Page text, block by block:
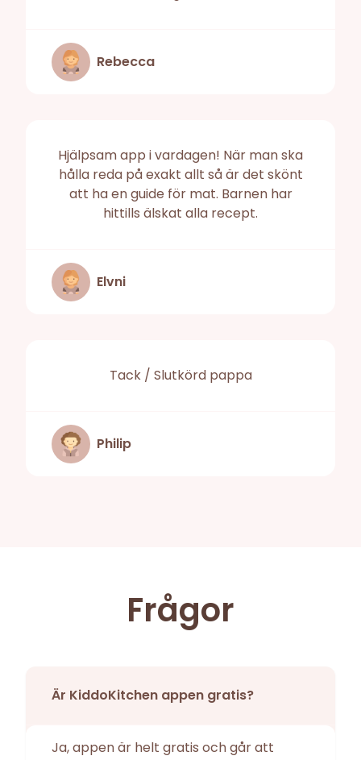
Rebecca
Hjälpsam app i vardagen! När man ska
hålla reda på exakt allt så är det skönt
att ha en guide för mat. Barnen har
hittills älskat alla recept.
Elvni
Tack / Slutkörd pappa
Philip
Frågor
Är KiddoKitchen appen gratis?
Ja, appen är helt gratis och går att